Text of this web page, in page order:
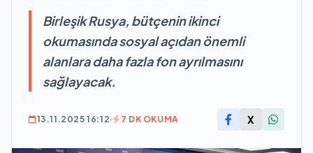
Birleşik Rusya, bütçenin ikinci
okumasında sosyal açıdan önemli
alanlara daha fazla fon ayrılmasını
sağlayacak.
13.11.2025 16:12 7 DK OKUMA X